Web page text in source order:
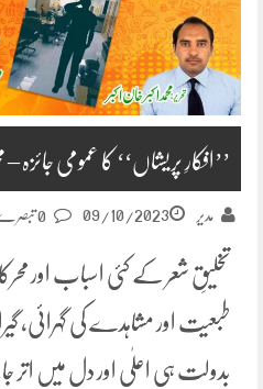
’’افکارِ پریشاں‘‘ کا عمومی جائزہ –
مدیر 09/10/2023
تخلیقِ شعر کے کئی اسباب اور
طبعیت اور مشاہدے کی گہرائی،
بدولت ہی اعلٰی اور دل میں اتر